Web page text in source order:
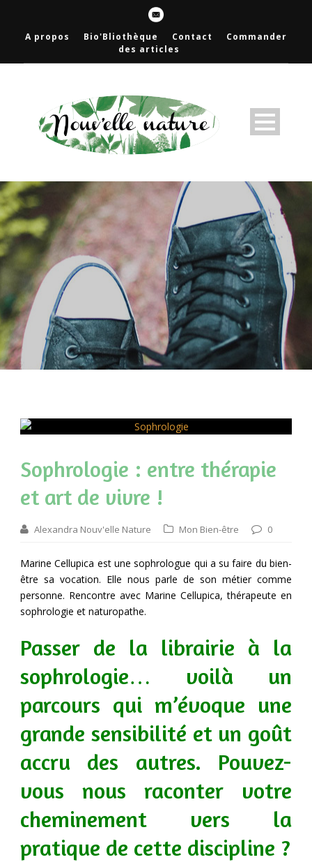
A propos Bio'Bliothèque Contact
Commander
des articles
Sophrologie : entre thérapie
et art de vivre !
Alexandra Nouv'elle Nature Mon Bien-être 0
Marine Cellupica est une sophrologue qui a su faire du bien-
être sa vocation. Elle nous parle de son métier comme
personne. Rencontre avec Marine Cellupica, thérapeute en
sophrologie et naturopathe.
Passer de la librairie à la
sophrologie… voilà un
parcours qui m’évoque une
grande sensibilité et un goût
accru des autres. Pouvez-
vous nous raconter votre
cheminement vers la
pratique de cette discipline ?